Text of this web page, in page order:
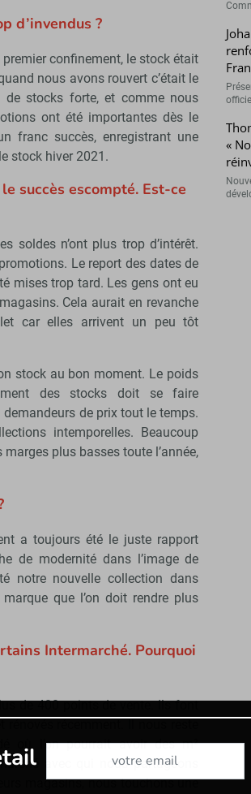
d’invendus ?
confinement, le stock était
nous avons rouvert c’était le
de stocks forte, et comme nous
ont été importantes dès le
franc succès, enregistrant une
stock hiver 2021.
succès escompté. Est-ce
soldes n’ont plus trop d’intérêt.
Le report des dates de
mises trop tard. Les gens ont eu
Cela aurait en revanche
car elles arrivent un peu tôt
stock au bon moment. Le poids
des stocks doit se faire
de prix tout le temps.
intemporelles. Beaucoup
marges plus basses toute l’année,
a toujours été le juste rapport
de modernité dans l’image de
notre nouvelle collection dans
que l’on doit rendre plus
Intermarché. Pourquoi
de 400 points de vente. Ils font
récemment. Il nous reste
où l’on pourrait avoir des m²
avec qui nous partageons
magasins, nous touchons une
«
Abonnez-vous à notre